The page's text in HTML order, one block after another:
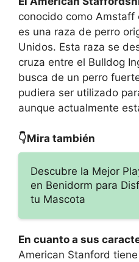
conocido como Amstaff
es una raza de perro
Unidos. Esta raza se
cruza entre el Bulldog
busca de un perro
pudiera ser utilizado
aunque actualmente
👇Mira también
Descubre la Mejor
en Benidorm para
tu Mascota
En cuanto a sus
American Stanford